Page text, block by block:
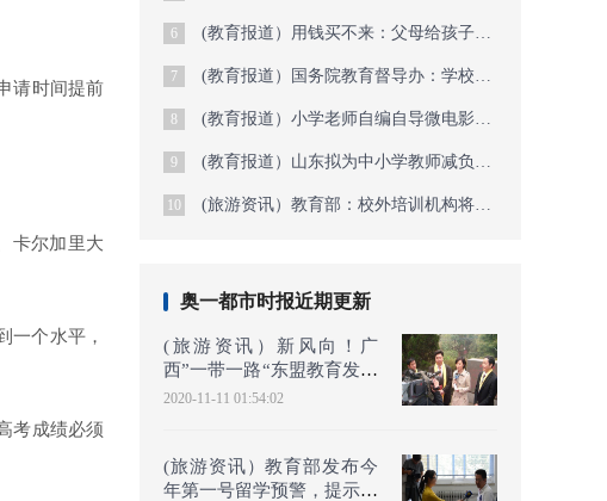
请时间提前
卡尔加里大
一个水平，
考成绩必须
6 (教育报道）用钱买不来：父母给孩子最好的9件礼物
7 (教育报道）国务院教育督导办：学校每学期至少开展一次学生欺凌专题教育
8 (教育报道）小学老师自编自导微电影刷屏朋友圈，网友被看哭想说“对不起”
9 (教育报道）山东拟为中小学教师减负：不得要求教师随时回复工作群信息
10 (旅游资讯）教育部：校外培训机构将实现全国联网查询和监管
奥一都市时报近期更新
(旅游资讯）新风向！广
西”一带一路“东盟教育发展
论坛解读新合作模式
2020-11-11 01:54:02
(旅游资讯）教育部发布今
年第一号留学预警，提示赴